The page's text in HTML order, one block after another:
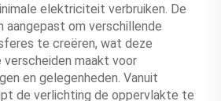
elektriciteit verbruiken. De
aangepast om verschillende
te creëren, wat deze
maakt voor
en gelegenheden. Vanuit
de verlichting de oppervlakte te